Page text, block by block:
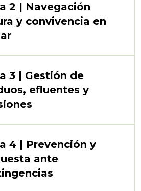
2 | Navegación
y convivencia en
3 | Gestión de
efluentes y
4 | Prevención y
ante